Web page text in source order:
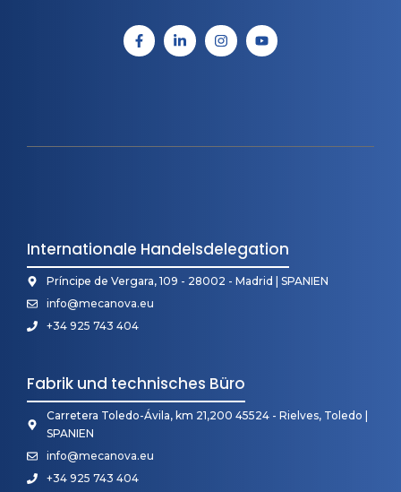
Internationale Handelsdelegation
Príncipe de Vergara, 109 - 28002 - Madrid | SPANIEN
info@mecanova.eu
+34 925 743 404
Fabrik und technisches Büro
Carretera Toledo-Ávila, km 21,200 45524 - Rielves, Toledo |
SPANIEN
info@mecanova.eu
+34 925 743 404